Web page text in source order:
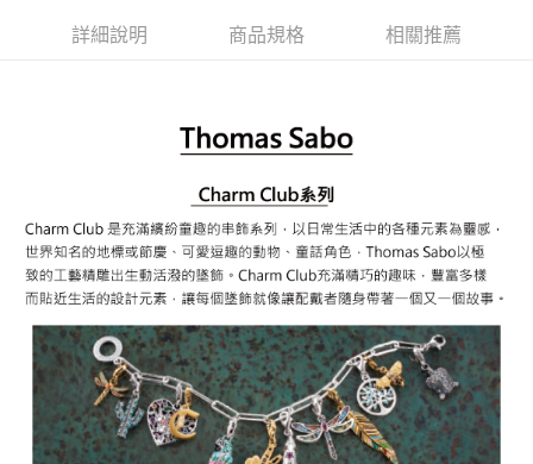
詳細說明 商品規格 相關推薦